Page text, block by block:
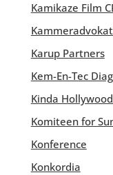
Kamikaze Film
Karup Partners
Kem-En-Tec
Kinda
Komiteen for
Konference
Konkordia